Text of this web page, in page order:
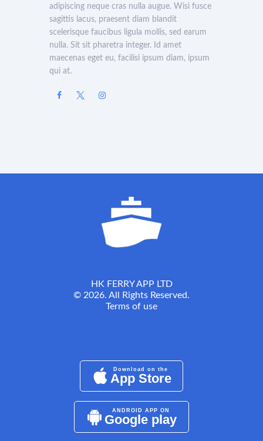
adipiscing neque cras nulla augue. Wisi fusce
sagittis lacus, praesent diam blandit
scelerisque faucibus ligula mollis, sed earum
nulla. Sit sit pharetra integer. Id amet
maecenas eget eu, facilisi ipsum diam, ipsum
qui at.
HK FERRY APP LTD
© 2026. All Rights Reserved.
Terms of use
Download on the
App Store
ANDROID APP ON
Google play